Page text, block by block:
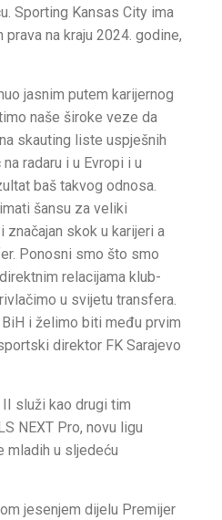
Sporting Kansas City ima
na kraju 2024. godine,
jasnim putem karijernog
naše široke veze da
skauting liste uspješnih
radaru i u Evropi i u
baš takvog odnosa.
šansu za veliki
značajan skok u karijeri a
Ponosni smo što smo
relacijama klub-
u svijetu transfera.
i želimo biti među prvim
direktor FK Sarajevo
služi kao drugi tim
NEXT Pro, novu ligu
mladih u sljedeću
jesenjem dijelu Premijer